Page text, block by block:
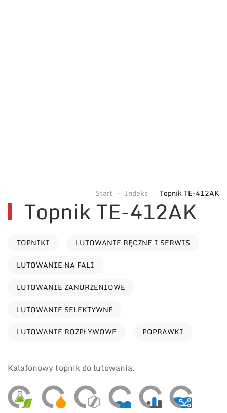
Start Indeks Topnik TE-412AK
Topnik TE-412AK
TOPNIKI
LUTOWANIE RĘCZNE I SERWIS
LUTOWANIE NA FALI
LUTOWANIE ZANURZENIOWE
LUTOWANIE SELEKTYWNE
LUTOWANIE ROZPŁYWOWE
POPRAWKI
Kalafonowy topnik do lutowania.